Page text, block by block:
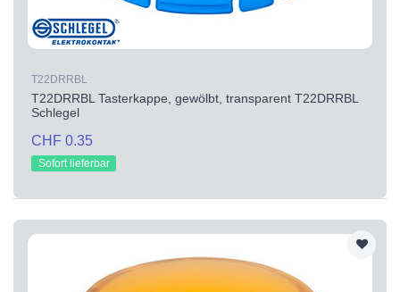
T22DRRBL
T22DRRBL Tasterkappe, gewölbt, transparent T22DRRBL
Schlegel
CHF 0.35
Sofort lieferbar